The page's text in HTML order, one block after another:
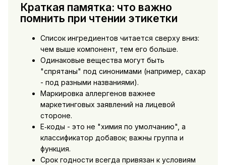
Краткая памятка: что важно
помнить при чтении этикетки
Список ингредиентов читается сверху вниз:
чем выше компонент, тем его больше.
Одинаковые вещества могут быть
"спрятаны" под синонимами (например, сахар
- под разными названиями).
Маркировка аллергенов важнее
маркетинговых заявлений на лицевой
стороне.
E‑коды - это не "химия по умолчанию", а
классификатор добавок; важны группа и
функция.
Срок годности всегда привязан к условиям